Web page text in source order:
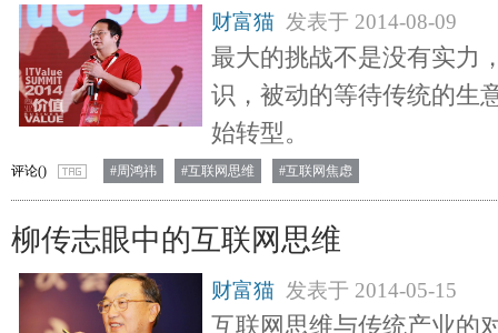
财富猫 发表于 2014-08-09
最大的挑战不是没有实力
识，被动的等待传统的生
始转型。
评论() #周鸿祎 #互联网思维 #互联网焦虑
柳传志眼中的互联网思维
财富猫 发表于 2014-05-15
互联网思维与传统产业的